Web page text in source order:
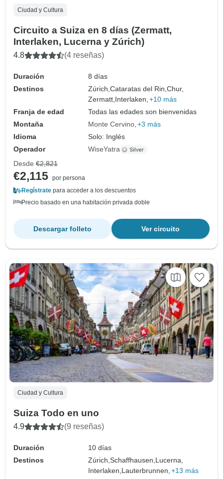
Ciudad y Cultura
Circuito a Suiza en 8 días (Zermatt,
Interlaken, Lucerna y Zúrich)
4.8 (4 reseñas)
Duración
8 días
Destinos
Zúrich,Cataratas del Rin,Chur,
Zermatt, Interlaken, +10 más
Franja de edad
Todas las edades son bienvenidas
Montaña
Monte Cervino +3 más
Idioma
Solo: Inglés
Operador
WiseYatra
Desde €2,821
€2,115 por persona
Regístrate para acceder a los descuentos
Precio basado en una habitación privada doble
Ver circuito
Descargar folleto
Ciudad y Cultura
Suiza Todo en uno
4.9 (9 reseñas)
Duración
10 días
Destinos
Zúrich,Schaffhausen,Lucerna,
Interlaken,Lauterbrunnen, +13 más